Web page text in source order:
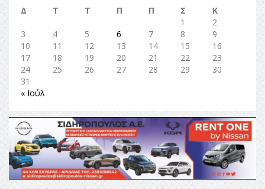
Δ
Τ Τ Π Π Σ
Κ
1
2
3
4 5 6 7 8
9
10
11 12 13 14 15
16
17
18 19 20 21 22
23
24
25 26 27 28 29
30
31
« Ιούλ